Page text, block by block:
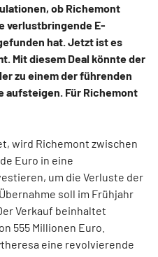
ob Richemont
verlustbringende E-
hat. Jetzt ist es
Mit diesem Deal könnte der
zu einem der führenden
aufsteigen. Für Richemont
wird Richemont zwischen
Euro in eine
um die Verluste der
soll im Frühjahr
Verkauf beinhaltet
555 Millionen Euro.
eine revolvierende